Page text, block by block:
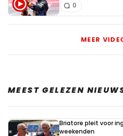
0
MEER
MEEST GELEZEN
Briatore pleit voor
weekenden